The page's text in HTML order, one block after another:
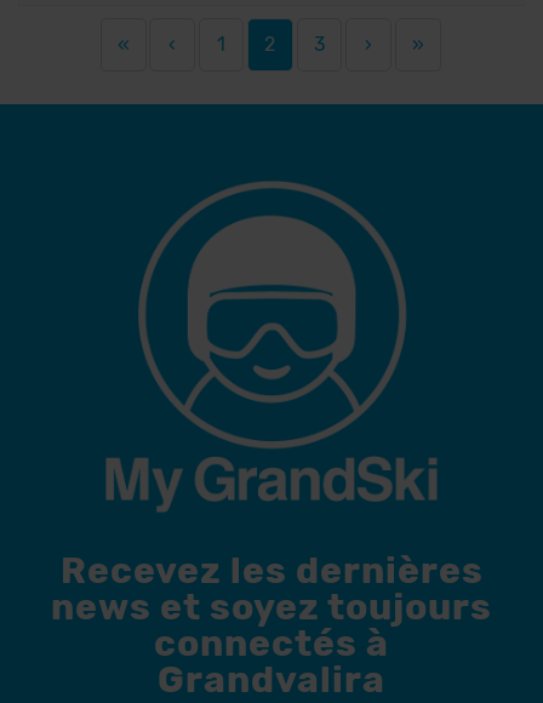
« ‹ 1 2 3 › »
Recevez les dernières
news et soyez toujours
connectés à
Grandvalira